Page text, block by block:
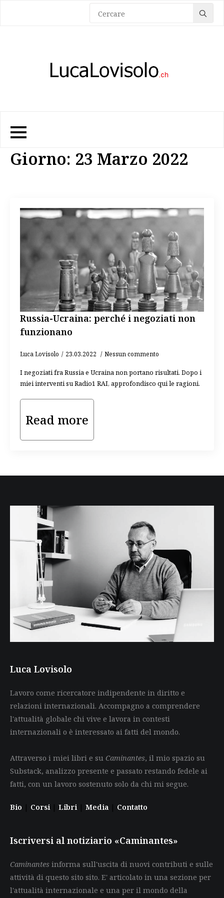
for:
Giorno: 23 Marzo 2022
Russia-Ucraina: perché i negoziati non
funzionano
Luca Lovisolo 23.03.2022 Nessun commento
I negoziati fra Russia e Ucraina non portano risultati. Dopo i
miei interventi su Radio1 RAI, approfondisco qui le ragioni.
Read more
Luca Lovisolo
Lavoro come ricercatore indipendente in diritto e
relazioni internazionali. Accompagno a comprendere
l'attualità globale chi vive e lavora in contesti
internazionali o è interessato ai fatti del mondo.
Attraverso i miei libri e su Caminantes, il mio spazio su
Substack, analizzo presente e passato restando fedele ai
fatti, con un lavoro sostenuto solo da chi mi segue.
Bio | Corsi | Libri | Media | Contatto
Iscriversi al notiziario «Caminantes»
Caminantes informa sull'uscita di nuovi contributi e sulle
attività di questo sito sito. E' articolato in una sezione per
l'attualità internazionale e una per il mondo della